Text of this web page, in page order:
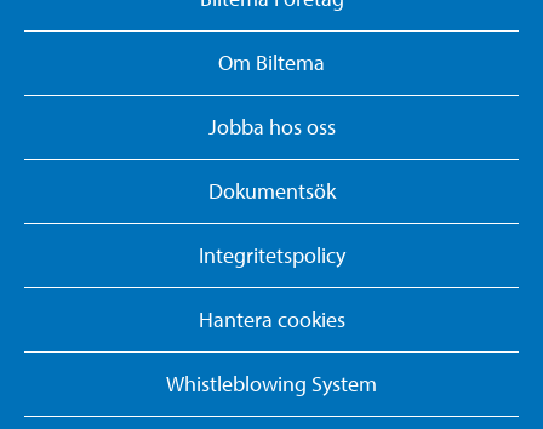
Om Biltema
Jobba hos oss
Dokumentsök
Integritetspolicy
Hantera cookies
Whistleblowing System